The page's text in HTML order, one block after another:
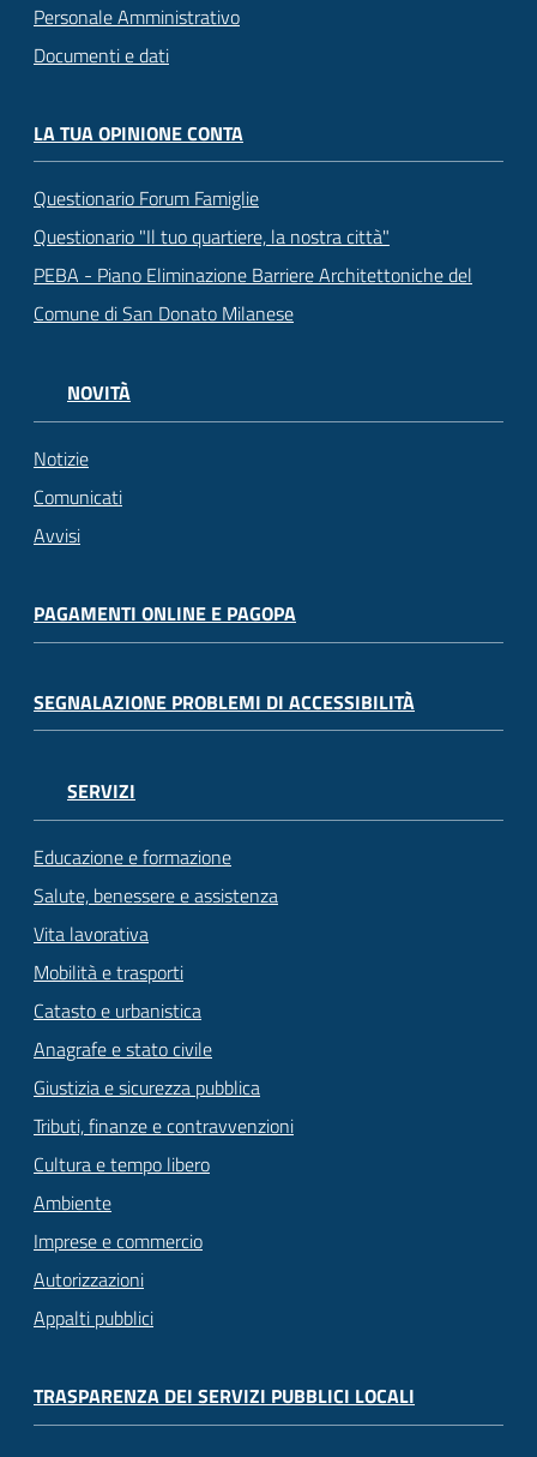
Personale Amministrativo
Documenti e dati
LA TUA OPINIONE CONTA
Questionario Forum Famiglie
Questionario "Il tuo quartiere, la nostra città"
PEBA - Piano Eliminazione Barriere Architettoniche del
Comune di San Donato Milanese
NOVITÀ
Notizie
Comunicati
Avvisi
PAGAMENTI ONLINE E PAGOPA
SEGNALAZIONE PROBLEMI DI ACCESSIBILITÀ
SERVIZI
Educazione e formazione
Salute, benessere e assistenza
Vita lavorativa
Mobilità e trasporti
Catasto e urbanistica
Anagrafe e stato civile
Giustizia e sicurezza pubblica
Tributi, finanze e contravvenzioni
Cultura e tempo libero
Ambiente
Imprese e commercio
Autorizzazioni
Appalti pubblici
TRASPARENZA DEI SERVIZI PUBBLICI LOCALI